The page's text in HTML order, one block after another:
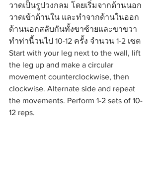
วาดเป็นรูปวงกลม โดยเริ่มจากด้านนอก
วาดเข้าด้านใน และทำจากด้านในออก
ด้านนอกสลับกันทั้งขาซ้ายและขาขวา
ทำท่านี้วนไป 10-12 ครั้ง จำนวน 1-2 เซต
Start with your leg next to the wall, lift
the leg up and make a circular
movement counterclockwise, then
clockwise. Alternate side and repeat
the movements. Perform 1-2 sets of 10-
12 reps.